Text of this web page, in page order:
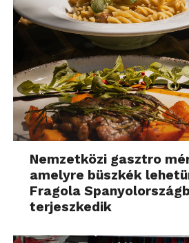
Nemzetközi gasztro
amelyre büszkék
Fragola
terjeszkedik